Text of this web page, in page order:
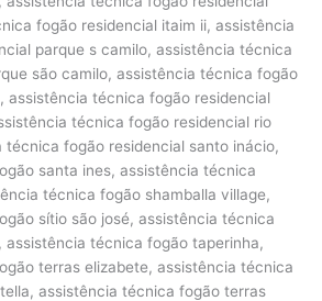
fogão residencial itaim ii, assistência
parque s camilo, assistência técnica
são camilo, assistência técnica fogão
assistência técnica fogão residencial
técnica fogão residencial rio
técnica fogão residencial santo inácio,
santa ines, assistência técnica
técnica fogão shamballa village,
sítio são josé, assistência técnica
assistência técnica fogão taperinha,
terras elizabete, assistência técnica
assistência técnica fogão terras